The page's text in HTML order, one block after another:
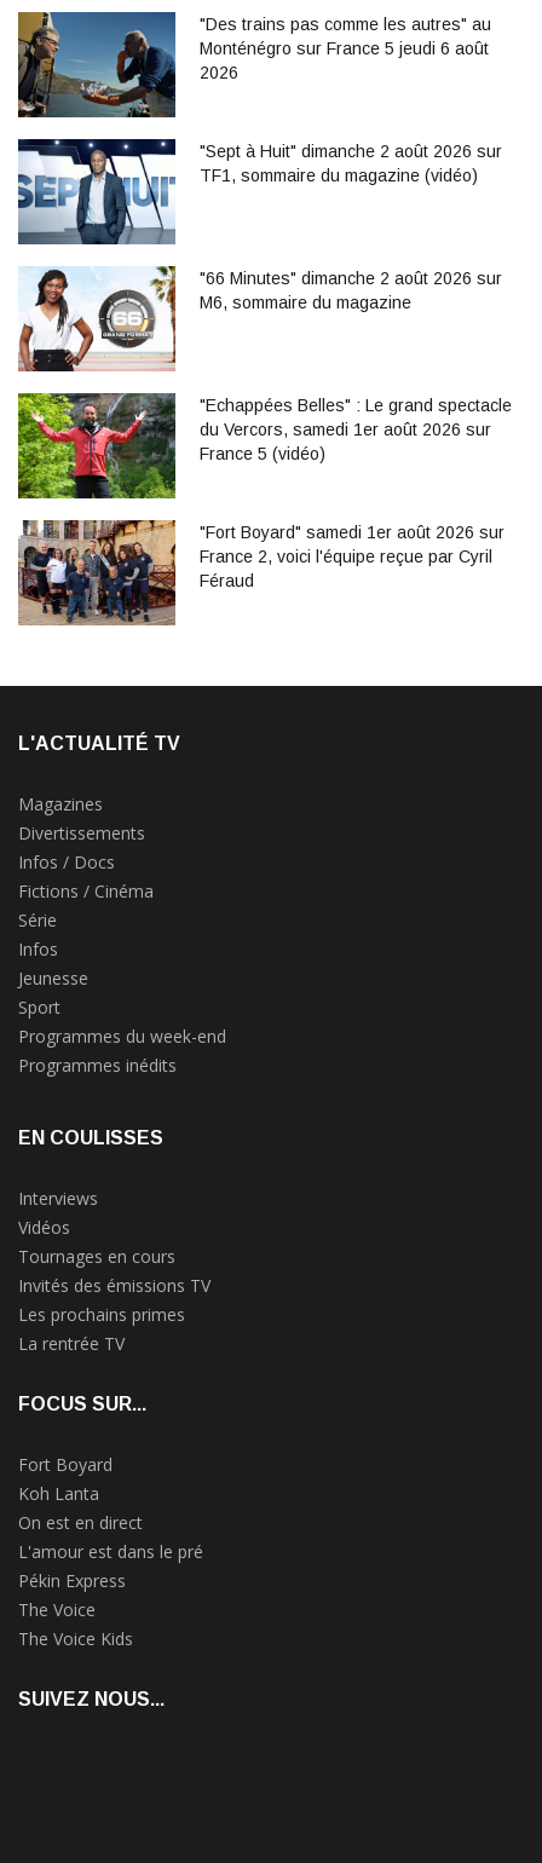
"Des trains pas comme les autres" au
Monténégro sur France 5 jeudi 6 août
2026
"Sept à Huit" dimanche 2 août 2026 sur
TF1, sommaire du magazine (vidéo)
"66 Minutes" dimanche 2 août 2026 sur
M6, sommaire du magazine
"Echappées Belles" : Le grand spectacle
du Vercors, samedi 1er août 2026 sur
France 5 (vidéo)
"Fort Boyard" samedi 1er août 2026 sur
France 2, voici l'équipe reçue par Cyril
Féraud
L'ACTUALITÉ TV
Magazines
Divertissements
Infos / Docs
Fictions / Cinéma
Série
Infos
Jeunesse
Sport
Programmes du week-end
Programmes inédits
EN COULISSES
Interviews
Vidéos
Tournages en cours
Invités des émissions TV
Les prochains primes
La rentrée TV
FOCUS SUR...
Fort Boyard
Koh Lanta
On est en direct
L'amour est dans le pré
Pékin Express
The Voice
The Voice Kids
SUIVEZ NOUS...